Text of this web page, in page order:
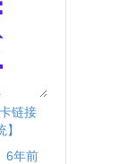
链接
6年前